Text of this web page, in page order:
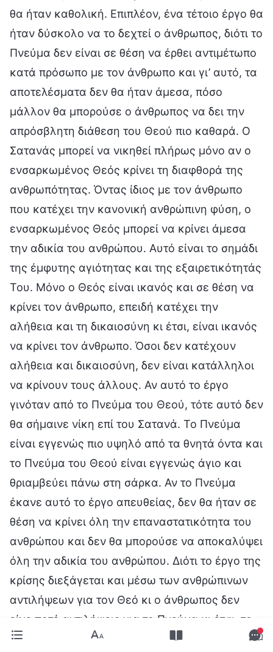
θα ήταν καθολική. Επιπλέον, ένα τέτοιο έργο θα
ήταν δύσκολο να το δεχτεί ο άνθρωπος, διότι το
Πνεύμα δεν είναι σε θέση να έρθει αντιμέτωπο
κατά πρόσωπο με τον άνθρωπο και γι’ αυτό, τα
αποτελέσματα δεν θα ήταν άμεσα, πόσο
μάλλον θα μπορούσε ο άνθρωπος να δει την
απρόσβλητη διάθεση του Θεού πιο καθαρά. Ο
Σατανάς μπορεί να νικηθεί πλήρως μόνο αν ο
ενσαρκωμένος Θεός κρίνει τη διαφθορά της
ανθρωπότητας. Όντας ίδιος με τον άνθρωπο
που κατέχει την κανονική ανθρώπινη φύση, ο
ενσαρκωμένος Θεός μπορεί να κρίνει άμεσα
την αδικία του ανθρώπου. Αυτό είναι το σημάδι
της έμφυτης αγιότητας και της εξαιρετικότητάς
Του. Μόνο ο Θεός είναι ικανός και σε θέση να
κρίνει τον άνθρωπο, επειδή κατέχει την
αλήθεια και τη δικαιοσύνη κι έτσι, είναι ικανός
να κρίνει τον άνθρωπο. Όσοι δεν κατέχουν
αλήθεια και δικαιοσύνη, δεν είναι κατάλληλοι
να κρίνουν τους άλλους. Αν αυτό το έργο
γινόταν από το Πνεύμα του Θεού, τότε αυτό δεν
θα σήμαινε νίκη επί του Σατανά. Το Πνεύμα
είναι εγγενώς πιο υψηλό από τα θνητά όντα και
το Πνεύμα του Θεού είναι εγγενώς άγιο και
θριαμβεύει πάνω στη σάρκα. Αν το Πνεύμα
έκανε αυτό το έργο απευθείας, δεν θα ήταν σε
θέση να κρίνει όλη την επαναστατικότητα του
ανθρώπου και δεν θα μπορούσε να αποκαλύψει
όλη την αδικία του ανθρώπου. Διότι το έργο της
κρίσης διεξάγεται και μέσω των ανθρώπινων
αντιλήψεων για τον Θεό κι ο άνθρωπος δεν
είχε ποτέ αντιλήψεις για το Πνεύμα κι έτσι, το
Πνεύμα δεν είναι σε θέση ν’ αποκαλύψει